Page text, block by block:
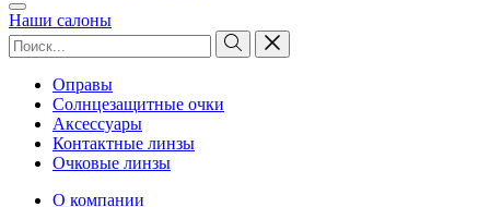
Наши салоны
Оправы
Солнцезащитные очки
Аксессуары
Контактные линзы
Очковые линзы
О компании